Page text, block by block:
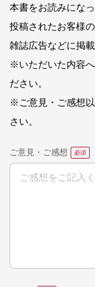
本書をお読みにな
投稿されたお客様
雑誌広告などに掲
※いただいた内容
ださい。
※ご意見・ご感想以
さい。
ご意見・ご感想